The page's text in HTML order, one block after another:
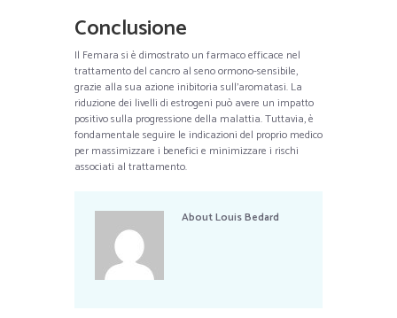
Conclusione
Il Femara si è dimostrato un farmaco efficace nel
trattamento del cancro al seno ormono-sensibile,
grazie alla sua azione inibitoria sull’aromatasi. La
riduzione dei livelli di estrogeni può avere un impatto
positivo sulla progressione della malattia. Tuttavia, è
fondamentale seguire le indicazioni del proprio medico
per massimizzare i benefici e minimizzare i rischi
associati al trattamento.
AboutLouis Bedard